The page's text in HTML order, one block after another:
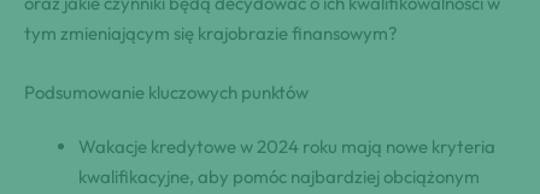
tym zmieniającym się krajobrazie finansowym?
Podsumowanie kluczowych punktów
Wakacje kredytowe w 2024 roku mają nowe kryteria
kwalifikacyjne, aby pomóc najbardziej obciążonym